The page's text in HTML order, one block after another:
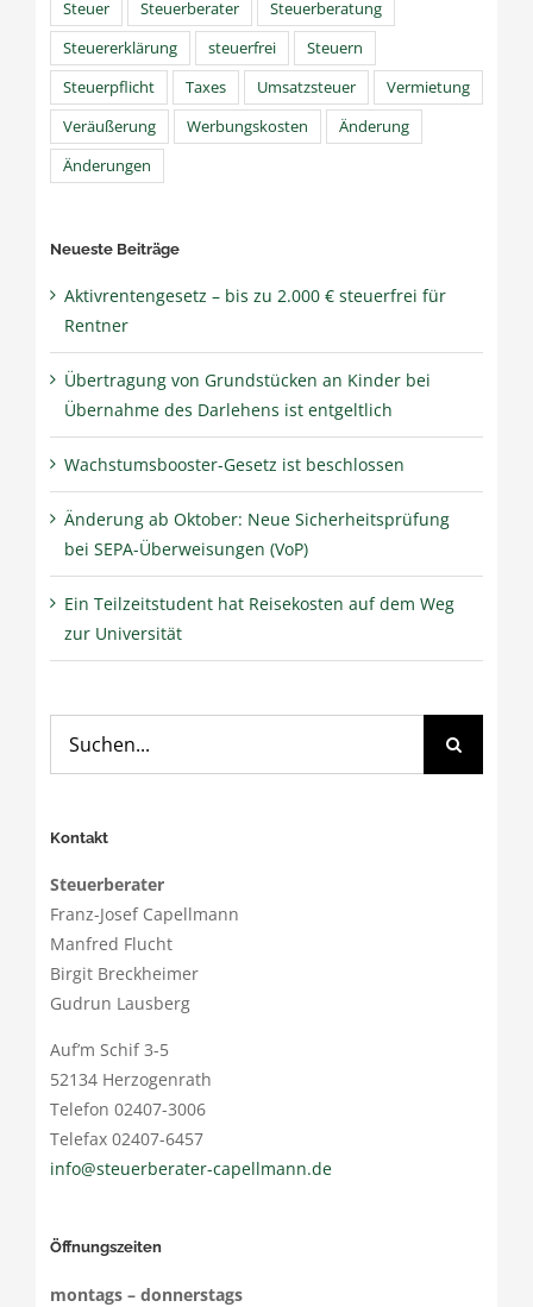
Steuer Steuerberater
Steuerberatung
Steuererklärung
steuerfrei
Steuern
Steuerpflicht
Taxes Umsatzsteuer
Vermietung
Veräußerung
Werbungskosten
Änderung
Änderungen
Neueste Beiträge
Aktivrentengesetz – bis zu 2.000 € steuerfrei für
Rentner
Übertragung von Grundstücken an Kinder bei
Übernahme des Darlehens ist entgeltlich
Wachstumsbooster-Gesetz ist beschlossen
Änderung ab Oktober: Neue Sicherheitsprüfung
bei SEPA-Überweisungen (VoP)
Ein Teilzeitstudent hat Reisekosten auf dem Weg
zur Universität
nach:
Kontakt
Steuerberater
Franz-Josef Capellmann
Manfred Flucht
Birgit Breckheimer
Gudrun Lausberg
Auf’m Schif 3-5
52134 Herzogenrath
Telefon 02407-3006
Telefax 02407-6457
info@steuerberater-capellmann.de
Öffnungszeiten
montags – donnerstags